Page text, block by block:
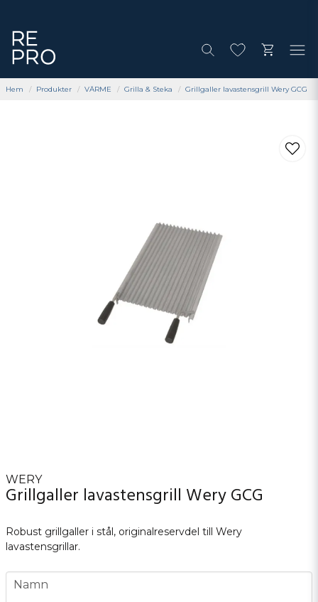
Hem Produkter VÄRME Grilla & Steka Grillgaller lavastensgrill Wery GCG
WERY
Grillgaller lavastensgrill Wery GCG
Robust grillgaller i stål, originalreservdel till Wery
lavastensgrillar.
name
Namn